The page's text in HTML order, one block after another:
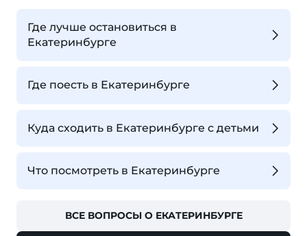
Где лучше остановиться в
Екатеринбурге
Где поесть в Екатеринбурге
Куда сходить в Екатеринбурге с детьми
Что посмотреть в Екатеринбурге
ВСЕ ВОПРОСЫ О ЕКАТЕРИНБУРГЕ